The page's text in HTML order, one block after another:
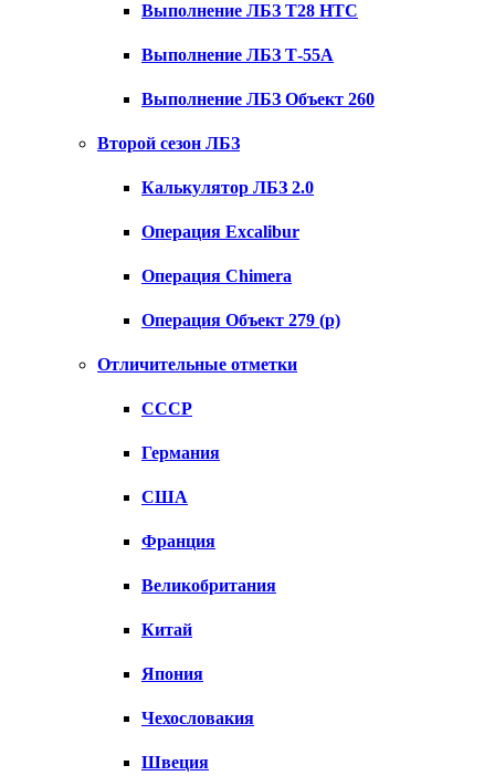
Выполнение ЛБЗ T28 HTC
Выполнение ЛБЗ Т-55А
Выполнение ЛБЗ Объект 260
Второй сезон ЛБЗ
Калькулятор ЛБЗ 2.0
Операция Excalibur
Операция Chimera
Операция Объект 279 (р)
Отличительные отметки
СССР
Германия
США
Франция
Великобритания
Китай
Япония
Чехословакия
Швеция